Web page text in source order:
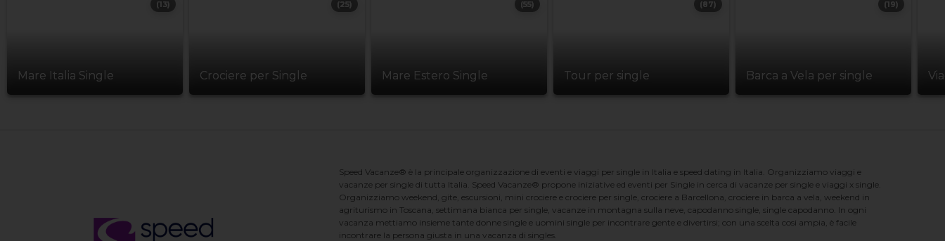
Mare Italia Single
(13)
Crociere per Single
(25)
Mare Estero Single
(55)
Tour per single
(87)
Barca a Vela per single
(19)
Speed Vacanze® è la principale organizzazione di eventi e viaggi per single in Italia e speed dating in Italia. Organizziamo viaggi e
vacanze per single di tutta Italia. Speed Vacanze® propone iniziative ed eventi per Single in cerca di vacanze per single e viaggi x single.
Organizziamo weekend, gite, escursioni, mini crociere e crociere per single, crociere a Barcellona, crociere in barca a vela, weekend in
agriturismo in Toscana, settimana bianca per single, vacanze in montagna sulla neve, capodanno single, single capodanno. In ogni
vacanza mettiamo insieme tante donne single e uomini single per incontrare gente e divertirsi; con una scelta cosi ampia, è facile
incontrare la persona giusta in una vacanza di singles.